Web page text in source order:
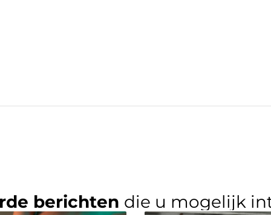
berichten die u mogelijk